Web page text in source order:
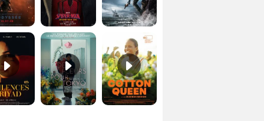
Les Silences de Riyad Bande-annonce VO STFR Cotton Queen Bande-annonce VO STFR